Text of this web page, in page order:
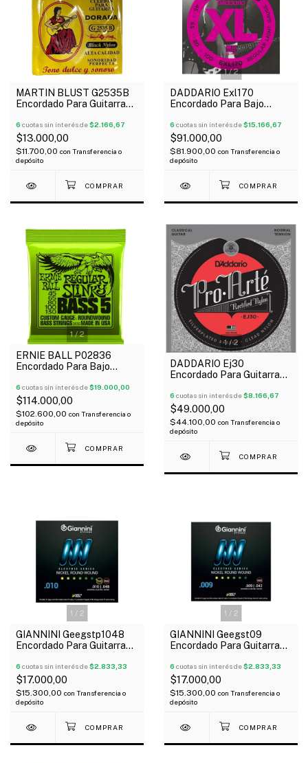
MARTIN BLUST G2535B
Encordado Para Guitarra
Tensión Media
6 cuotas sin interés de$2.166,67
$13.000,00
$11.700,00 con Transferencia o
depósito
1/2
DADDARIO Exl170
Encordado Para Bajo
Regular Light Niquel 045-
100
6 cuotas sin interés de$15.166,67
$91.000,00
$81.900,00 con Transferencia o
depósito
1/2
ERNIE BALL P02836
Encordado Para Bajo
Nickel Wound 45-130
6 cuotas sin interés de$19.000,00
$114.000,00
$102.600,00 con Transferencia o
depósito
1/2
DADDARIO Ej30
Encordado Para Guitarra
Normal Nylon Entorchado
6 cuotas sin interés de$8.166,67
$49.000,00
$44.100,00 con Transferencia o
depósito
1 / 2
GIANNINI Geegstp1048
Encordado Para Guitarra
6 cuotas sin interés de$2.833,33
$17.000,00
$15.300,00 con Transferencia o
depósito
1 / 2
GIANNINI Geegst09
Encordado Para Guitarra
6 cuotas sin interés de$2.833,33
$17.000,00
$15.300,00 con Transferencia o
depósito